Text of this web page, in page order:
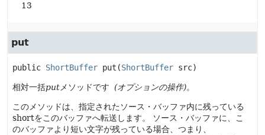
13
put
public ShortBuffer put (ShortBuffer src)
相対一括put メソッドです (オプションの操作)。
このメソッドは、指定されたソース・バッファ内に残っている
shortをこのバッファへ転送します。
ソース・バッファに、こ
のバッファより短い文字が残っている場合、つまり、